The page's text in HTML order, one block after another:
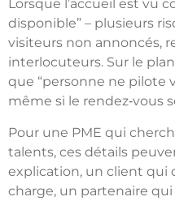
Lorsque l’accueil est vu
disponible” – plusieurs
visiteurs non annoncés,
interlocuteurs. Sur le
que “personne ne pilote
même si le rendez‑vous
Pour une PME qui
talents, ces détails
explication, un client qui
charge, un partenaire